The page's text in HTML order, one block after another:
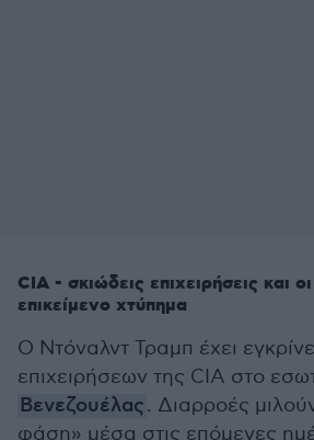
CIA - σκιώδεις επιχειρήσεις και
επικείμενο χτύπημα
Ο Ντόναλντ Τραμπ έχει
επιχειρήσεων της CIA στο
Βενεζουέλας. Διαρροές
φάση» μέσα στις επόμενες